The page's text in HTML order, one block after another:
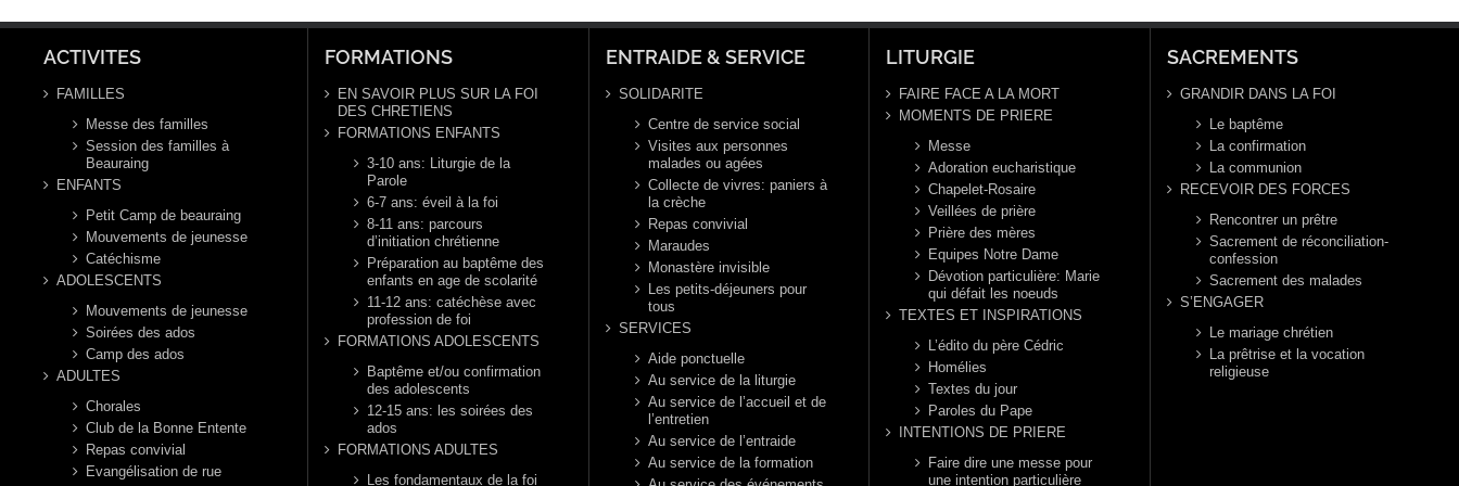
année B
année B
ACTIVITES
FAMILLES
Messe des familles
Session des familles à
Beauraing
ENFANTS
Petit Camp de beauraing
Mouvements de jeunesse
Catéchisme
ADOLESCENTS
Mouvements de jeunesse
Soirées des ados
Camp des ados
ADULTES
Chorales
Club de la Bonne Entente
Repas convivial
Evangélisation de rue
FORMATIONS
EN SAVOIR PLUS SUR LA FOI
DES CHRETIENS
FORMATIONS ENFANTS
3-10 ans: Liturgie de la
Parole
6-7 ans: éveil à la foi
8-11 ans: parcours
d’initiation chrétienne
Préparation au baptême des
enfants en age de scolarité
11-12 ans: catéchèse avec
profession de foi
FORMATIONS ADOLESCENTS
Baptême et/ou confirmation
des adolescents
12-15 ans: les soirées des
ados
FORMATIONS ADULTES
Les fondamentaux de la foi
ENTRAIDE & SERVICE
SOLIDARITE
Centre de service social
Visites aux personnes
malades ou agées
Collecte de vivres: paniers à
la crèche
Repas convivial
Maraudes
Monastère invisible
Les petits-déjeuners pour
tous
SERVICES
Aide ponctuelle
Au service de la liturgie
Au service de l’accueil et de
l’entretien
Au service de l’entraide
Au service de la formation
LITURGIE
FAIRE FACE A LA MORT
MOMENTS DE PRIERE
Messe
Adoration eucharistique
Chapelet-Rosaire
Veillées de prière
Prière des mères
Equipes Notre Dame
Dévotion particulière: Marie
qui défait les noeuds
TEXTES ET INSPIRATIONS
L’édito du père Cédric
Homélies
Textes du jour
Paroles du Pape
INTENTIONS DE PRIERE
Faire dire une messe pour
une intention particulière
SACREMENTS
GRANDIR DANS LA FOI
Le baptême
La confirmation
La communion
RECEVOIR DES FORCES
Rencontrer un prêtre
Sacrement de réconciliation-
confession
Sacrement des malades
S’ENGAGER
Le mariage chrétien
La prêtrise et la vocation
religieuse